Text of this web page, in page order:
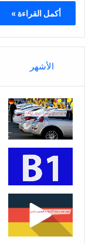
أكمل القراءة »
الأشهر